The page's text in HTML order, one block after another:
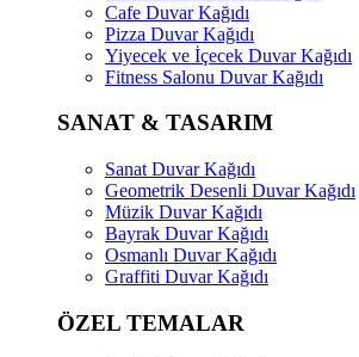
Cafe Duvar Kağıdı
Pizza Duvar Kağıdı
Yiyecek ve İçecek Duvar Kağıdı
Fitness Salonu Duvar Kağıdı
SANAT & TASARIM
Sanat Duvar Kağıdı
Geometrik Desenli Duvar Kağıdı
Müzik Duvar Kağıdı
Bayrak Duvar Kağıdı
Osmanlı Duvar Kağıdı
Graffiti Duvar Kağıdı
ÖZEL TEMALAR